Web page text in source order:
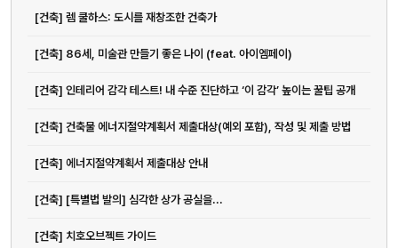
[건축] 렘 쿨하스: 도시를 재창조한 건축가
[건축] 86세, 미술관 만들기 좋은 나이 (feat. 아이엠페이)
[건축] 인테리어 감각 테스트! 내 수준 진단하고 ‘이 감각’ 높이는 꿀팁 공개
[건축] 건축물 에너지절약계획서 제출대상(예외 포함), 작성 및 제출 방법
[건축] 에너지절약계획서 제출대상 안내
[건축] [특별법 발의] 심각한 상가 공실을...
[건축] 치호오브젝트 가이드